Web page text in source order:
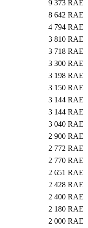
9 373 RAE
8 642 RAE
4 794 RAE
3 810 RAE
3 718 RAE
3 300 RAE
3 198 RAE
3 150 RAE
3 144 RAE
3 144 RAE
3 040 RAE
2 900 RAE
2 772 RAE
2 770 RAE
2 651 RAE
2 428 RAE
2 400 RAE
2 180 RAE
2 000 RAE